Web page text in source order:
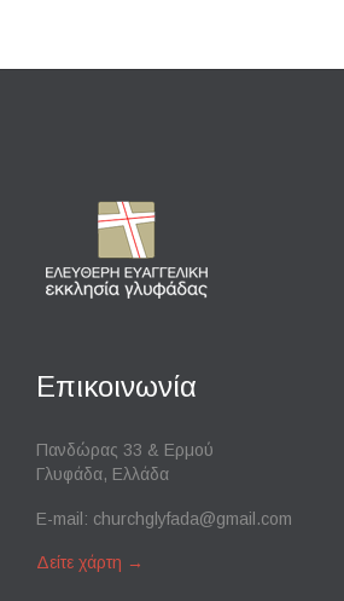
Επικοινωνία
Πανδώρας 33 & Ερμού
Γλυφάδα, Ελλάδα
E-mail: churchglyfada@gmail.com
Δείτε χάρτη →